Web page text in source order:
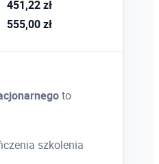
i określanie źródeł
451,22 zł
555,00 zł
to
szkolenia